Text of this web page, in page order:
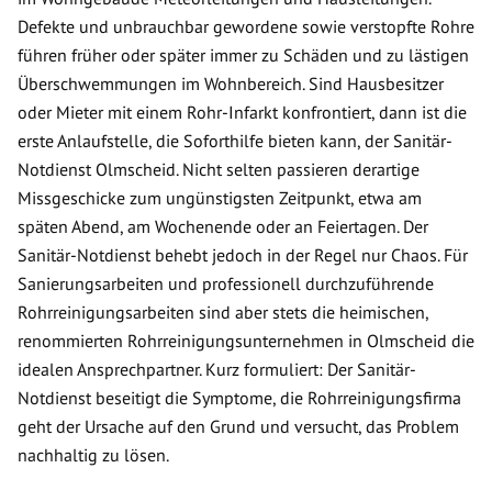
Defekte und unbrauchbar gewordene sowie verstopfte Rohre
führen früher oder später immer zu Schäden und zu lästigen
Überschwemmungen im Wohnbereich. Sind Hausbesitzer
oder Mieter mit einem Rohr-Infarkt konfrontiert, dann ist die
erste Anlaufstelle, die Soforthilfe bieten kann, der Sanitär-
Notdienst Olmscheid. Nicht selten passieren derartige
Missgeschicke zum ungünstigsten Zeitpunkt, etwa am
späten Abend, am Wochenende oder an Feiertagen. Der
Sanitär-Notdienst behebt jedoch in der Regel nur Chaos. Für
Sanierungsarbeiten und professionell durchzuführende
Rohrreinigungsarbeiten sind aber stets die heimischen,
renommierten Rohrreinigungsunternehmen in Olmscheid die
idealen Ansprechpartner. Kurz formuliert: Der Sanitär-
Notdienst beseitigt die Symptome, die Rohrreinigungsfirma
geht der Ursache auf den Grund und versucht, das Problem
nachhaltig zu lösen.